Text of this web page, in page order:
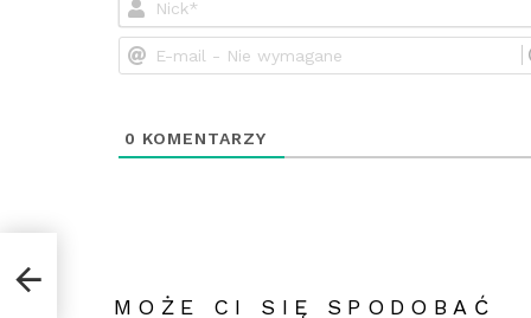
0 KOMENTARZY
MOŻE CI SIĘ SPODOBAĆ